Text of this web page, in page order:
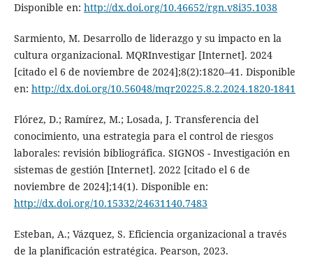
Disponible en: http://dx.doi.org/10.46652/rgn.v8i35.1038
Sarmiento, M. Desarrollo de liderazgo y su impacto en la
cultura organizacional. MQRInvestigar [Internet]. 2024
[citado el 6 de noviembre de 2024];8(2):1820–41. Disponible
en: http://dx.doi.org/10.56048/mqr20225.8.2.2024.1820-1841
Flórez, D.; Ramírez, M.; Losada, J. Transferencia del
conocimiento, una estrategia para el control de riesgos
laborales: revisión bibliográfica. SIGNOS - Investigación en
sistemas de gestión [Internet]. 2022 [citado el 6 de
noviembre de 2024];14(1). Disponible en:
http://dx.doi.org/10.15332/24631140.7483
Esteban, A.; Vázquez, S. Eficiencia organizacional a través
de la planificación estratégica. Pearson, 2023.